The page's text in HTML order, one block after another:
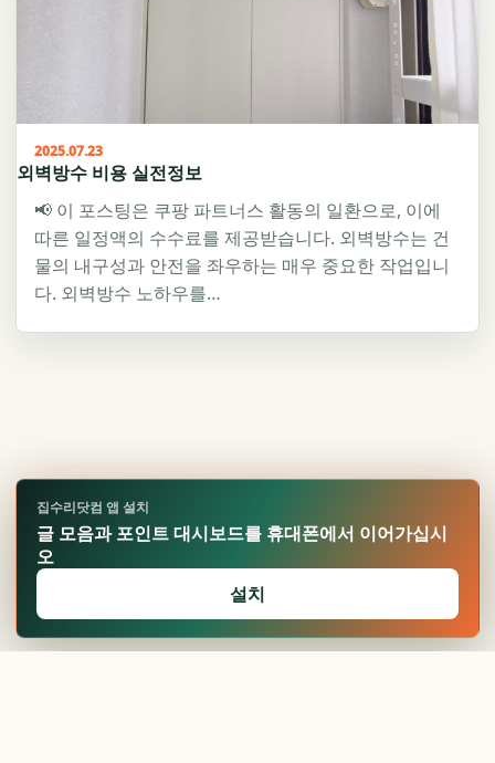
2025.07.23
외벽방수 비용 실전정보
📢 이 포스팅은 쿠팡 파트너스 활동의 일환으로, 이에
따른 일정액의 수수료를 제공받습니다. 외벽방수는 건
물의 내구성과 안전을 좌우하는 매우 중요한 작업입니
다. 외벽방수 노하우를…
집수리닷컴 앱 설치
글 모음과 포인트 대시보드를 휴대폰에서 이어가십시
오
설치